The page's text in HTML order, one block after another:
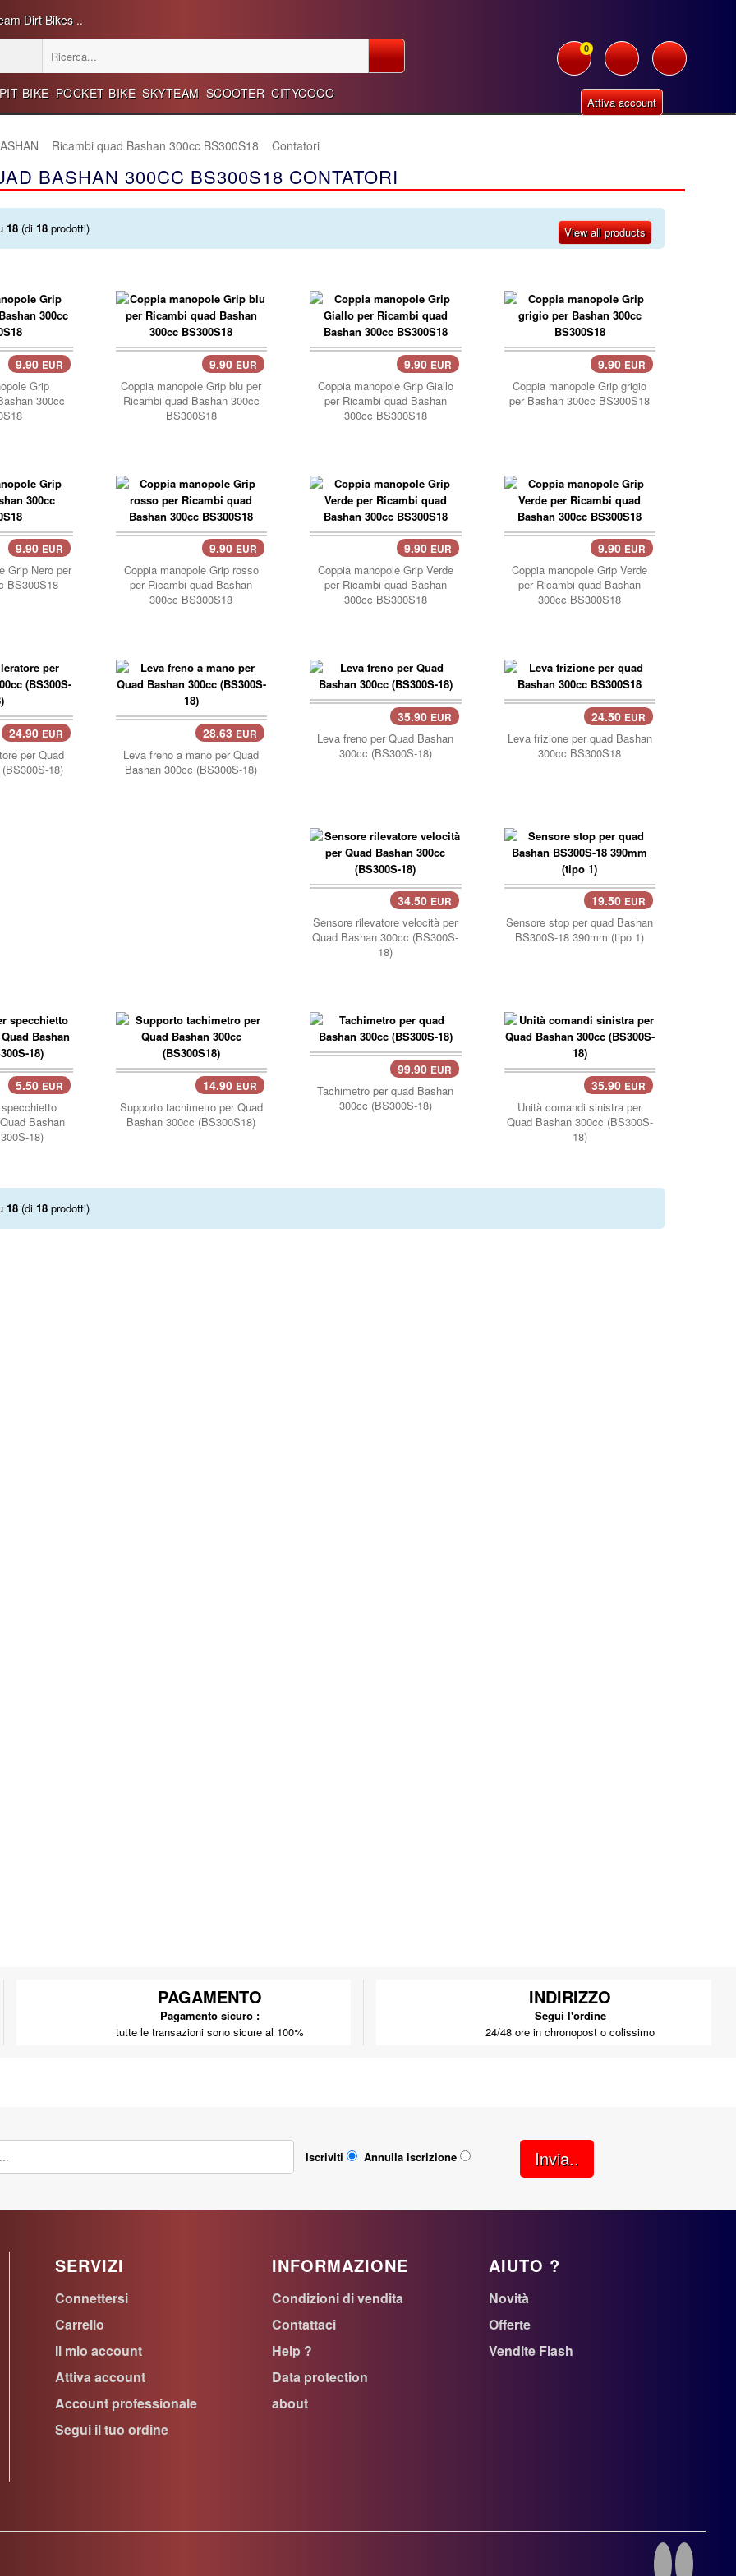
Dirt Bikes ..
0
Attiva account
PIT BIKE POCKET BIKE SKYTEAM SCOOTER CITYCOCO
Ricambi quad Bashan 300cc BS300S18 Contatori
BASHAN 300CC BS300S18 CONTATORI
18 (di 18 prodotti) View all products
9.90 EUR
Grip
300cc
9.90 EUR
Coppia manopole Grip blu per
Ricambi quad Bashan 300cc
BS300S18
9.90 EUR
Coppia manopole Grip Giallo
per Ricambi quad Bashan
300cc BS300S18
9.90 EUR
Coppia manopole Grip grigio
per Bashan 300cc BS300S18
9.90 EUR
Grip Nero per
BS300S18
9.90 EUR
Coppia manopole Grip rosso
per Ricambi quad Bashan
300cc BS300S18
9.90 EUR
Coppia manopole Grip Verde
per Ricambi quad Bashan
300cc BS300S18
9.90 EUR
Coppia manopole Grip Verde
per Ricambi quad Bashan
300cc BS300S18
24.90 EUR
per Quad
18)
28.63 EUR
Leva freno a mano per Quad
Bashan 300cc (BS300S-18)
35.90 EUR
Leva freno per Quad Bashan
300cc (BS300S-18)
24.50 EUR
Leva frizione per quad Bashan
300cc BS300S18
34.50 EUR
Sensore rilevatore velocità per
Quad Bashan 300cc (BS300S-
18)
19.50 EUR
Sensore stop per quad Bashan
BS300S-18 390mm (tipo 1)
5.50 EUR
Bashan
18)
14.90 EUR
Supporto tachimetro per Quad
Bashan 300cc (BS300S18)
99.90 EUR
Tachimetro per quad Bashan
300cc (BS300S-18)
35.90 EUR
Unità comandi sinistra per
Quad Bashan 300cc (BS300S-
18)
18 (di 18 prodotti)
PAGAMENTO
Pagamento sicuro :
tutte le transazioni sono sicure al 100%
INDIRIZZO
Segui l'ordine
24/48 ore in chronopost o colissimo
Iscriviti Annulla iscrizione Invia..
SERVIZI
Connettersi
Carrello
Il mio account
Attiva account
Account professionale
Segui il tuo ordine
INFORMAZIONE
Condizioni di vendita
Contattaci
Help ?
Data protection
about
AIUTO ?
Novità
Offerte
Vendite Flash